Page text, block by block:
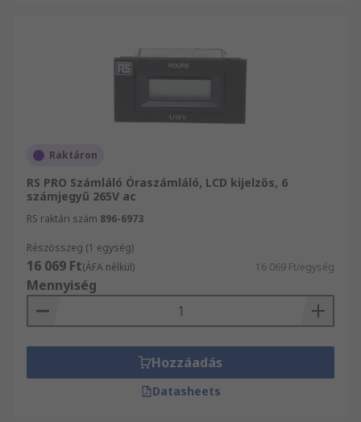
Raktáron
RS PRO Számláló Óraszámláló, LCD kijelzős, 6
számjegyű 265V ac
RS raktári szám 896-6973
Részösszeg (1 egység)
16 069 Ft(ÁFA nélkül) 16 069 Ft/egység
Mennyiség
Hozzáadás
Datasheets